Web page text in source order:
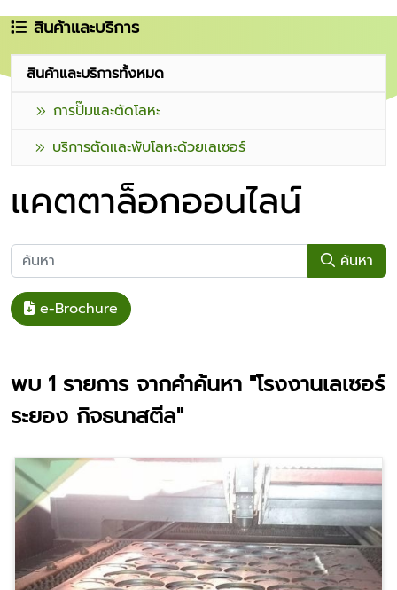
สินค้าและบริการ
สินค้าและบริการทั้งหมด
การปั๊มและตัดโลหะ
บริการตัดและพับโลหะด้วยเลเซอร์
แคตตาล็อกออนไลน์
ค้นหา
e-Brochure
พบ 1 รายการ จากคำค้นหา "โรงงานเลเซอร์
ระยอง กิจธนาสตีล"